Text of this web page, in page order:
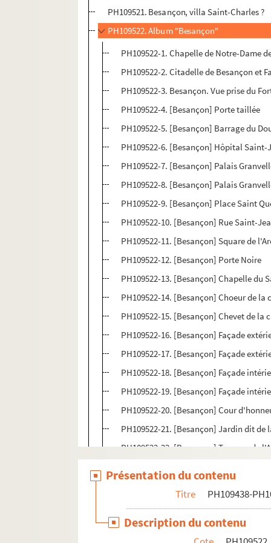
PH109521. Besançon, villa Saint-Charles ?
PH109522. Album "Besançon"
PH109522-1. Chapelle de Notre-Dame
PH109522-2. Citadelle de Besançon et
PH109522-3. Besançon. Vue prise du
PH109522-4. [Besançon] Porte taillée
PH109522-5. [Besançon] Barrage du
PH109522-6. [Besançon] Hôpital Saint-
PH109522-7. [Besançon] Palais
PH109522-8. [Besançon] Palais
PH109522-9. [Besançon] Place Saint
PH109522-10. [Besançon] Rue Saint-
PH109522-11. [Besançon] Square de
PH109522-12. [Besançon] Porte Noire
PH109522-13. [Besançon] Chapelle du
PH109522-14. [Besançon] Choeur de la
PH109522-15. [Besançon] Chevet de la
PH109522-16. [Besançon] Façade
PH109522-17. [Besançon] Façade
PH109522-18. [Besançon] Façade
PH109522-19. [Besançon] Façade
PH109522-20. [Besançon] Cour
PH109522-21. [Besançon] Jardin dit de
PH109522-22. [Besançon] Terrasse de
PH109522-26. [Besançon] Chapelle
Présentation du contenu
Titre PH109438-
Description du contenu